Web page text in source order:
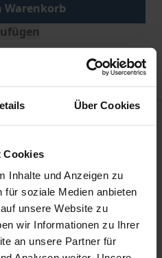
Über Cookies
Cookies
Inhalte und Anzeigen zu
für soziale Medien anbieten
unsere Website zu
wir Informationen zu Ihrer
an unsere Partner für
Warenkorb
und
stehen industrielle
Herausforderung, die
Produktionsparadigmen
nachhaltigen